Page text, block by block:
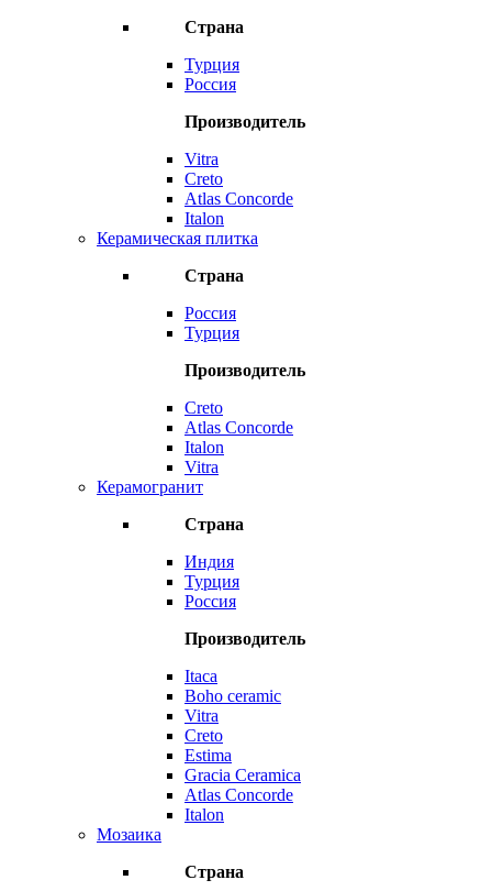
Страна
Турция
Россия
Производитель
Vitra
Creto
Atlas Concorde
Italon
Керамическая плитка
Страна
Россия
Турция
Производитель
Creto
Atlas Concorde
Italon
Vitra
Керамогранит
Страна
Индия
Турция
Россия
Производитель
Itaca
Boho ceramic
Vitra
Creto
Estima
Gracia Ceramica
Atlas Concorde
Italon
Мозаика
Страна